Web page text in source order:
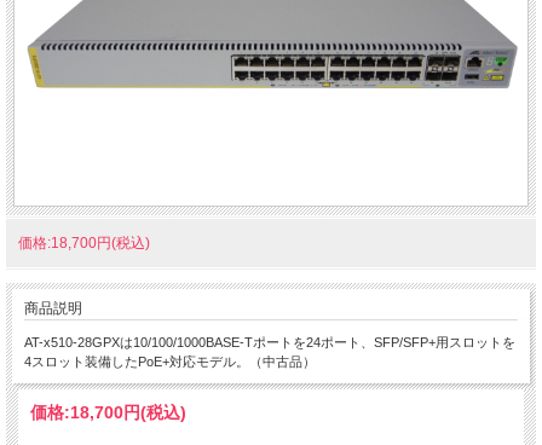
価格:18,700円(税込)
商品説明
AT-x510-28GPXは10/100/1000BASE-Tポートを24ポート、SFP/SFP+用スロットを
4スロット装備したPoE+対応モデル。（中古品）
価格:18,700円(税込)